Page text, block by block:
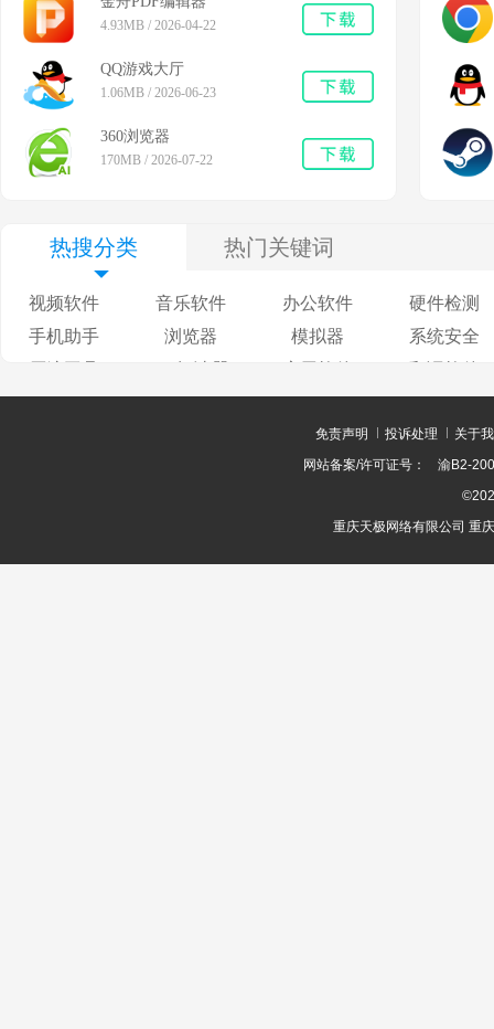
4.93MB / 2026-04-22
QQ游戏大厅
1.06MB / 2026-06-23
360浏览器
170MB / 2026-07-22
热搜分类 热门关键词
视频软件 音乐软件 办公软件
硬件检测
手机助手
浏览器 模拟器
系统安全
免责声明 投诉处理
关于
网站备案/许可证号：
渝B2-
重庆天极网络有限公司 重